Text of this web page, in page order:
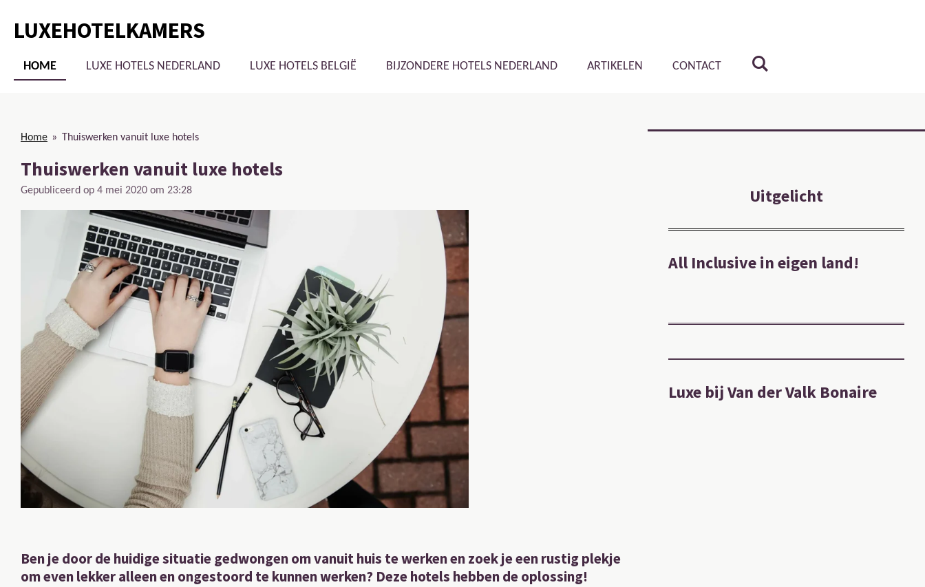
direct
hoofdinhoud
LUXEHOTELKAMERS
HOME LUXE HOTELS NEDERLAND LUXE HOTELS BELGIË BIJZONDERE HOTELS NEDERLAND ARTIKELEN CONTACT
Home » Thuiswerken vanuit luxe hotels
Thuiswerken vanuit luxe hotels
Gepubliceerd op 4 mei 2020 om 23:28
Ben je door de huidige situatie gedwongen om vanuit huis te werken en zoek je een rustig plekje
om even lekker alleen en ongestoord te kunnen werken? Deze hotels hebben de oplossing!
Uitgelicht
All Inclusive in eigen land!
Luxe bij Van der Valk Bonaire